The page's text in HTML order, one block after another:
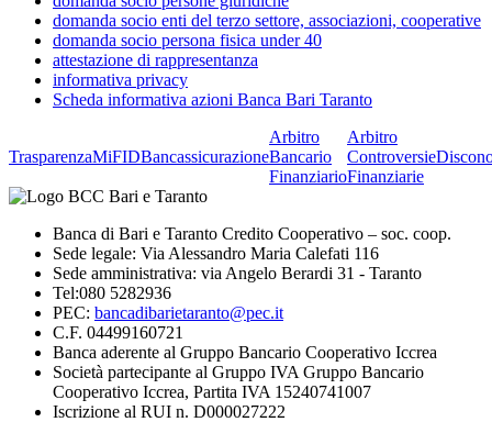
domanda socio enti del terzo settore, associazioni, cooperative
domanda socio persona fisica under 40
attestazione di rappresentanza
informativa privacy
Scheda informativa azioni Banca Bari Taranto
TrasparenzaMiFIDBancassicurazione
Arbitro
Bancario
Finanziario
Arbitro
Controversie
Finanziarie
Banca di Bari e Taranto Credito Cooperativo – soc. coop.
Sede legale: Via Alessandro Maria Calefati 116
Sede amministrativa: via Angelo Berardi 31 - Taranto
Tel:080 5282936
PEC: bancadibarietaranto@pec.it
C.F. 04499160721
Banca aderente al Gruppo Bancario Cooperativo Iccrea
Società partecipante al Gruppo IVA Gruppo Bancario
Cooperativo Iccrea, Partita IVA 15240741007
Iscrizione al RUI n. D000027222